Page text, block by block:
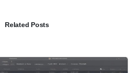
Related Posts